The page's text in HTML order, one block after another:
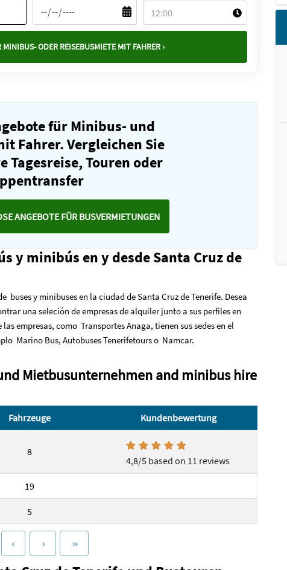
ODER REISEBUSMIETE MIT FAHRER ›
für Minibus- und
Fahrer. Vergleichen Sie
Tagesreise, Touren oder
ANGEBOTE FÜR BUSVERMIETUNGEN
y minibús en y desde Santa Cruz de
buses y minibuses en la ciudad de Santa Cruz de Tenerife. Desea
una seleción de empresas de alquiler junto a sus perfiles en
las empresas, como Transportes Anaga, tienen sus sedes en el
Marino Bus, Autobuses Tenerifetours o Namcar.
Mietbusunternehmen and minibus hire
Fahrzeuge Kundenbewertung
8
4,8/5 based on 11 reviews
19
5